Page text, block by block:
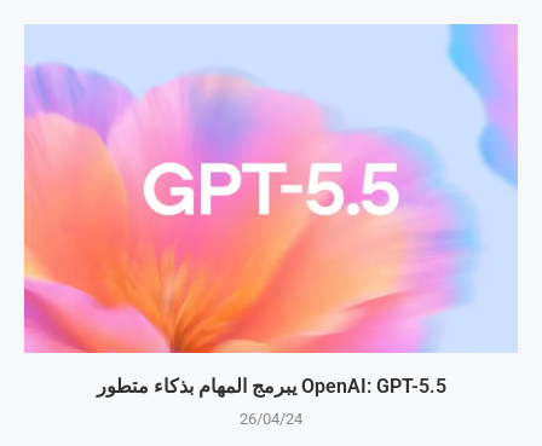
OpenAI: GPT-5.5 يبرمج المهام بذكاء متطور
26/04/24